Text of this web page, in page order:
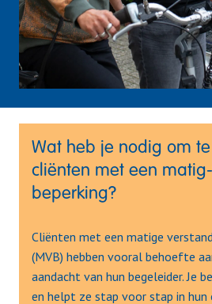
Wat heb je nodig om
cliënten met een
beperking?
Cliënten met een matige
(MVB) hebben vooral behoefte
aandacht van hun begeleider. Je
en helpt ze stap voor stap in hun